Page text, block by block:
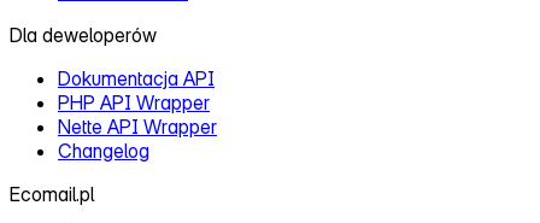
Dla deweloperów
Dokumentacja API
PHP API Wrapper
Nette API Wrapper
Changelog
Ecomail.pl